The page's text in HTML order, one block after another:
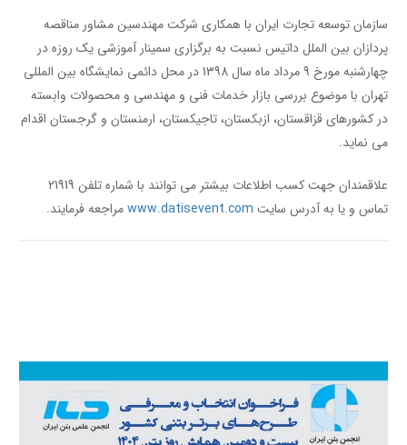
سازمان توسعه تجارت ایران با همکاری شرکت مهندسین مشاور مناقصه
پردازان بین الملل داتیس نسبت به برگزاری سمینار آموزشی یک روزه در
چهارشنبه مورخ 9 مرداد ماه سال 1398 در محل دائمی نمایشگاه بین المللی
تهران با موضوع بررسی بازار خدمات فنی و مهندسی و محصولات وابسته
در کشورهای قزاقستان، ازبکستان، تاجیکستان، ارمنستان و گرجستان اقدام
می نماید.
علاقمندان جهت کسب اطلاعات بیشتر می توانند با شماره تلفن 21919
تماس و یا به آدرس سایت www.datisevent.comمراجعه فرمایند.